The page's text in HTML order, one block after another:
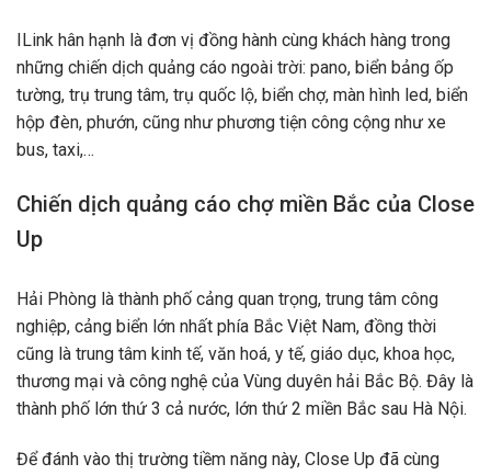
ILink hân hạnh là đơn vị đồng hành cùng khách hàng trong
những chiến dịch quảng cáo ngoài trời: pano, biển bảng ốp
tường, trụ trung tâm, trụ quốc lộ, biển chợ, màn hình led, biển
hộp đèn, phướn, cũng như phương tiện công cộng như xe
bus, taxi,…
Chiến dịch quảng cáo chợ miền Bắc của Close
Up
Hải Phòng là thành phố cảng quan trọng, trung tâm công
nghiệp, cảng biển lớn nhất phía Bắc Việt Nam, đồng thời
cũng là trung tâm kinh tế, văn hoá, y tế, giáo dục, khoa học,
thương mại và công nghệ của Vùng duyên hải Bắc Bộ. Đây là
thành phố lớn thứ 3 cả nước, lớn thứ 2 miền Bắc sau Hà Nội.
Để đánh vào thị trường tiềm năng này, Close Up đã cùng